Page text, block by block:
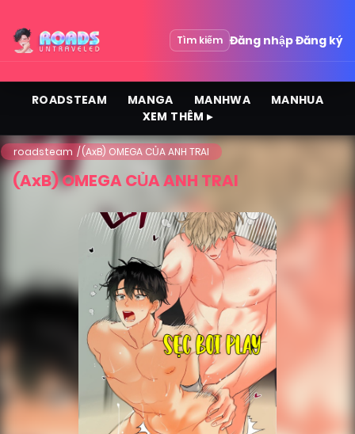
Tìm kiếm Đăng nhậpĐăng ký
ROADSTEAM MANGA MANHWA
MANHUA
XEM THÊM ▸
roadsteam (AxB) OMEGA CỦA ANH TRAI
(AxB) OMEGA CỦA ANH TRAI